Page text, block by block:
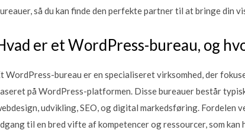
så du kan finde den perfekte partner til at bringe din
er et WordPress-bureau, og
WordPress-bureau er en specialiseret virksomhed, der
på WordPress-platformen. Disse bureauer består
udvikling, SEO, og digital markedsføring. Fordelen
til en bred vifte af kompetencer og ressourcer, som